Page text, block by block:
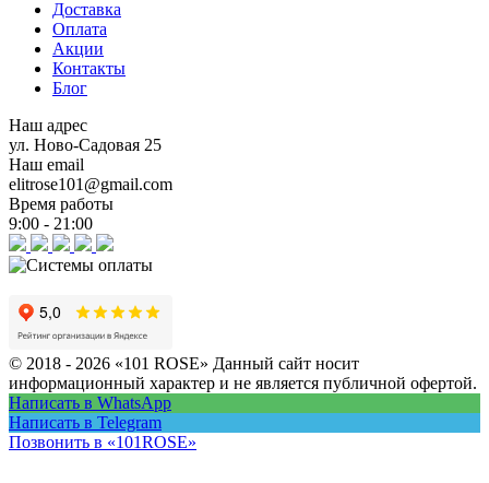
Доставка
Оплата
Акции
Контакты
Блог
Наш адрес
ул. Ново-Садовая 25
Наш email
elitrose101@gmail.com
Время работы
9:00 - 21:00
© 2018 - 2026 «101 ROSE» Данный сайт носит
информационный характер и не является публичной офертой.
Написать в WhatsApp
Написать в Telegram
Позвонить в «101ROSE»